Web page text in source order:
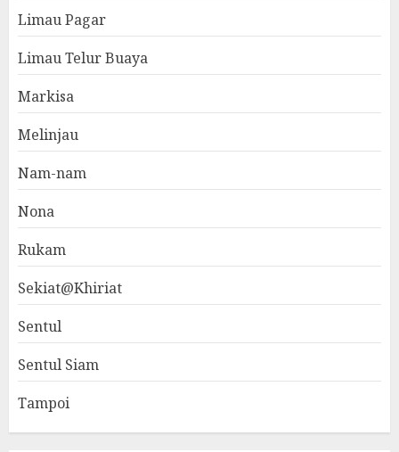
Limau Pagar
Limau Telur Buaya
Markisa
Melinjau
Nam-nam
Nona
Rukam
Sekiat@Khiriat
Sentul
Sentul Siam
Tampoi